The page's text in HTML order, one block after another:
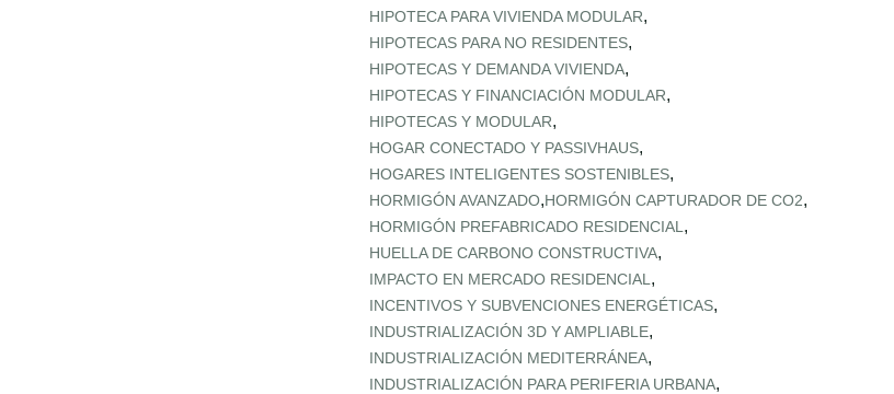
HIPOTECA PARA VIVIENDA MODULAR,
HIPOTECAS PARA NO RESIDENTES,
HIPOTECAS Y DEMANDA VIVIENDA,
HIPOTECAS Y FINANCIACIÓN MODULAR,
HIPOTECAS Y MODULAR,
HOGAR CONECTADO Y PASSIVHAUS,
HOGARES INTELIGENTES SOSTENIBLES,
HORMIGÓN AVANZADO,HORMIGÓN CAPTURADOR DE CO2,
HORMIGÓN PREFABRICADO RESIDENCIAL ,
HUELLA DE CARBONO CONSTRUCTIVA,
IMPACTO EN MERCADO RESIDENCIAL ,
INCENTIVOS Y SUBVENCIONES ENERGÉTICAS,
INDUSTRIALIZACIÓN 3D Y AMPLIABLE,
INDUSTRIALIZACIÓN MEDITERRÁNEA,
INDUSTRIALIZACIÓN PARA PERIFERIA URBANA,